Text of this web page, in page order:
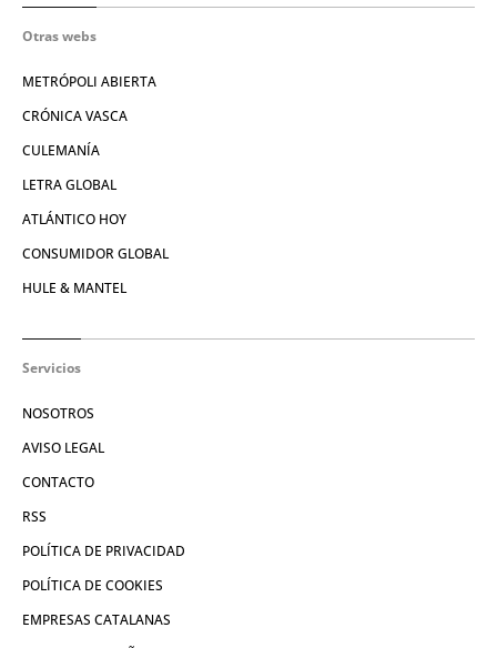
Otras webs
METRÓPOLI ABIERTA
CRÓNICA VASCA
CULEMANÍA
LETRA GLOBAL
ATLÁNTICO HOY
CONSUMIDOR GLOBAL
HULE & MANTEL
Servicios
NOSOTROS
AVISO LEGAL
CONTACTO
RSS
POLÍTICA DE PRIVACIDAD
POLÍTICA DE COOKIES
EMPRESAS CATALANAS